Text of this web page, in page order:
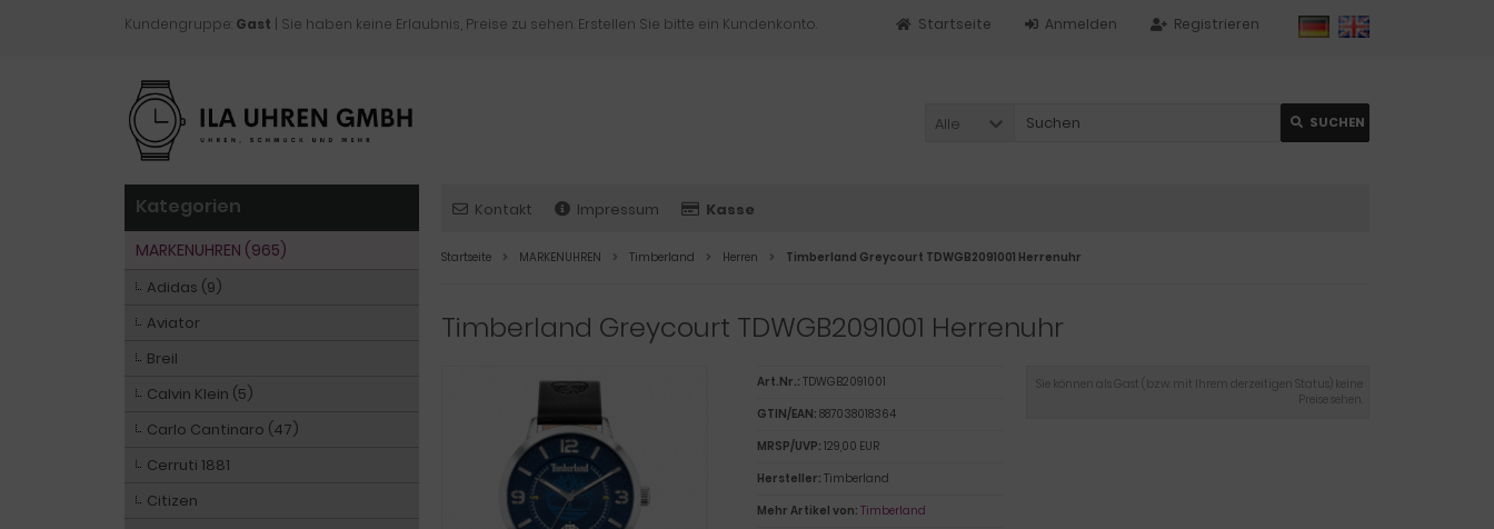
Kundengruppe: Gast | Sie haben keine Erlaubnis, Preise zu sehen. Erstellen Sie bitte ein Kundenkonto. Registrieren
Anmelden
Startseite
Alle SUCHEN
Kontakt Impressum Kasse
Startseite MARKENUHREN Timberland Herren Timberland Greycourt TDWGB2091001 Herrenuhr
Timberland Greycourt TDWGB2091001 Herrenuhr
Sie können als Gast (bzw. mit Ihrem derzeitigen Status) keine
Preise sehen.
Art.Nr.: TDWGB2091001
GTIN/EAN: 887038018364
MRSP/UVP: 129,00 EUR
Hersteller: Timberland
Mehr Artikel von: Timberland
Kategorien
MARKENUHREN (965)
Adidas (9)
Aviator
Breil
Calvin Klein (5)
Carlo Cantinaro (47)
Cerruti 1881
Citizen